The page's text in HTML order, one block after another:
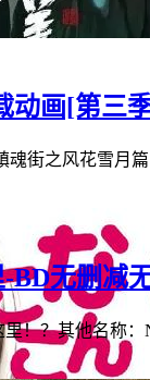
动画[第三
街之风花雪月
BD无删减
！？其他名称：